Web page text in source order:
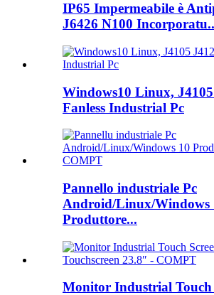
IP65 Impermeabile è
J6426 N100
Windows10 Linux,
Fanless Industrial Pc
Pannello industriale Pc
Android/Linux/Windows
Produttore...
Monitor Industrial Touch